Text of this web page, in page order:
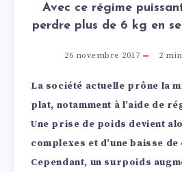
Avec ce régime
perdre plus de 6 kg en
26 novembre 2017 2
La société actuelle prône la
plat, notamment à l’aide de
Une prise de poids devient
complexes et d’une baisse
Cependant, un surpoids